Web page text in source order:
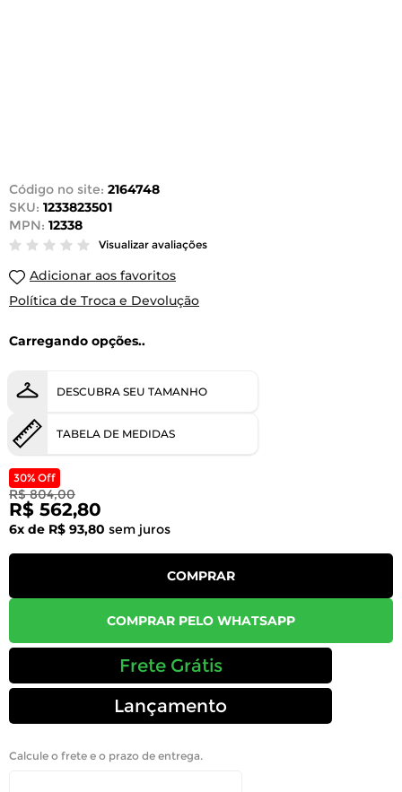
Código no site: 2164748
SKU: 1233823501
MPN: 12338
Visualizar avaliações
Adicionar aos favoritos
Política de Troca e Devolução
Carregando opções..
DESCUBRA SEU TAMANHO
TABELA DE MEDIDAS
30% Off
R$ 804,00
R$ 562,80
6x de R$ 93,80 sem juros
COMPRAR
COMPRAR PELO WHATSAPP
Frete Grátis
Lançamento
Calcule o frete e o prazo de entrega.